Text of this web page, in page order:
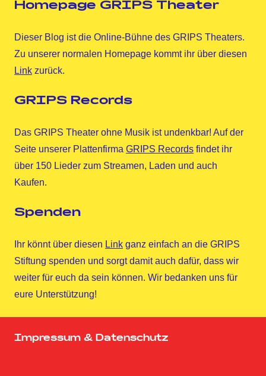
Homepage GRIPS Theater
Dieser Blog ist die Online-Bühne des GRIPS Theaters.
Zu unserer normalen Homepage kommt ihr über diesen
Link zurück.
GRIPS Records
Das GRIPS Theater ohne Musik ist undenkbar! Auf der
Seite unserer Plattenfirma GRIPS Records findet ihr
über 150 Lieder zum Streamen, Laden und auch
Kaufen.
Spenden
Ihr könnt über diesen Link ganz einfach an die GRIPS
Stiftung spenden und sorgt damit auch dafür, dass wir
weiter für euch da sein können. Wir bedanken uns für
eure Unterstützung!
Impressum & Datenschutz